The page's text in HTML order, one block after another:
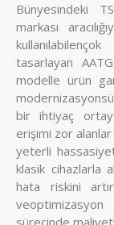
Bünyesindeki
markası
tasarlayan
modelle ürün
bir ihtiyaç
erişimi zor
yeterli
klasik cihazlarla
hata riskini